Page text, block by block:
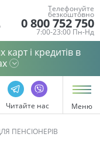
Телефонуйте
безкоштовно
0 800 752 750
7:00-23:00 Пн-Нд
і кредитів в
Читайте нас Меню
ПЕНСІОНЕРІВ